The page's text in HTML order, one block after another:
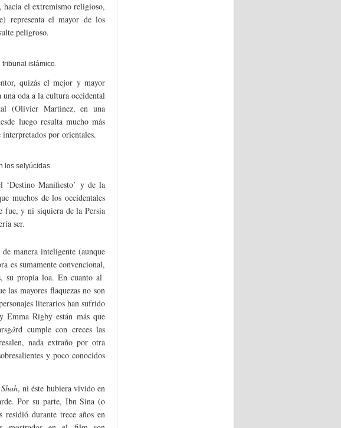
hacia el extremismo religioso,
representa el mayor de los
peligroso.
tribunal islámico.
quizás el mejor y mayor
oda a la cultura occidental
(Olivier Martinez, en una
luego resulta mucho más
por orientales.
los selyúcidas.
‘Destino Manifiesto’ y de la
muchos de los occidentales
fue, y ni siquiera de la Persia
ser.
manera inteligente (aunque
es sumamente convencional,
su propia loa. En cuanto al
las mayores flaquezas no son
literarios han sufrido
Emma Rigby están más que
ård cumple con creces las
nada extraño por otra
y poco conocidos
Shah, ni éste hubiera vivido en
Por su parte, Ibn Sina (o
durante trece años en